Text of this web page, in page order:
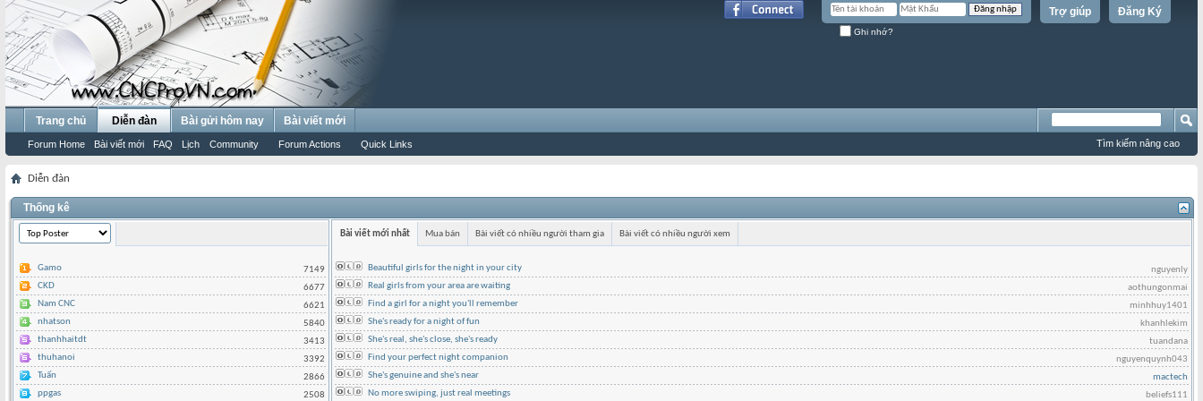
Đăng Ký
Trợ giúp
Ghi nhớ?
Trang chủ Diễn đàn
Forum Home Bài viết mới FAQ Lịch Community Forum Actions Quick Links
Bài gửi hôm nay Bài viết mới
Tìm kiếm nâng cao
Diễn đàn
Thống kê
7149
Gamo
6677
CKD
6621
Nam CNC
5840
nhatson
3413
thanhhaitdt
3392
thuhanoi
2866
Tuấn
2508
ppgas
Bài viết mới nhất Mua bán Bài viết có nhiều người tham gia Bài viết có nhiều người xem
nguyenly
Beautiful girls for the night in your city
aothungonmai
Real girls from your area are waiting
minhhuy1401
Find a girl for a night you'll remember
khanhlekim
She's ready for a night of fun
tuandana
She's real, she's close, she's ready
nguyenquynh043
Find your perfect night companion
mactech
She's genuine and she's near
beliefs111
No more swiping, just real meetings